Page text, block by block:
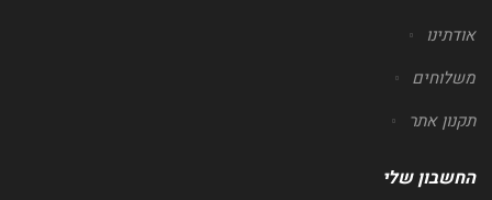
אודתינו
משלוחים
תקנון אתר
החשבון שלי